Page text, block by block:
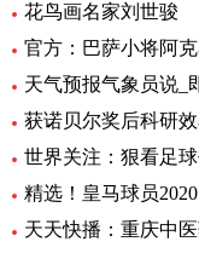
花鸟画名家刘世骏
官方：巴萨小将阿
天气预报气象员说_
世界关注：狠看足
精选！皇马球员
天天快播：重庆中